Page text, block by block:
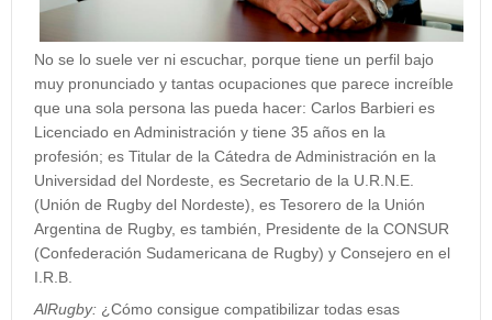
No se lo suele ver ni escuchar, porque tiene un perfil bajo
muy pronunciado y tantas ocupaciones que parece increíble
que una sola persona las pueda hacer: Carlos Barbieri es
Licenciado en Administración y tiene 35 años en la
profesión; es Titular de la Cátedra de Administración en la
Universidad del Nordeste, es Secretario de la U.R.N.E.
(Unión de Rugby del Nordeste), es Tesorero de la Unión
Argentina de Rugby, es también, Presidente de la CONSUR
(Confederación Sudamericana de Rugby) y Consejero en el
I.R.B.
AlRugby: ¿Cómo consigue compatibilizar todas esas